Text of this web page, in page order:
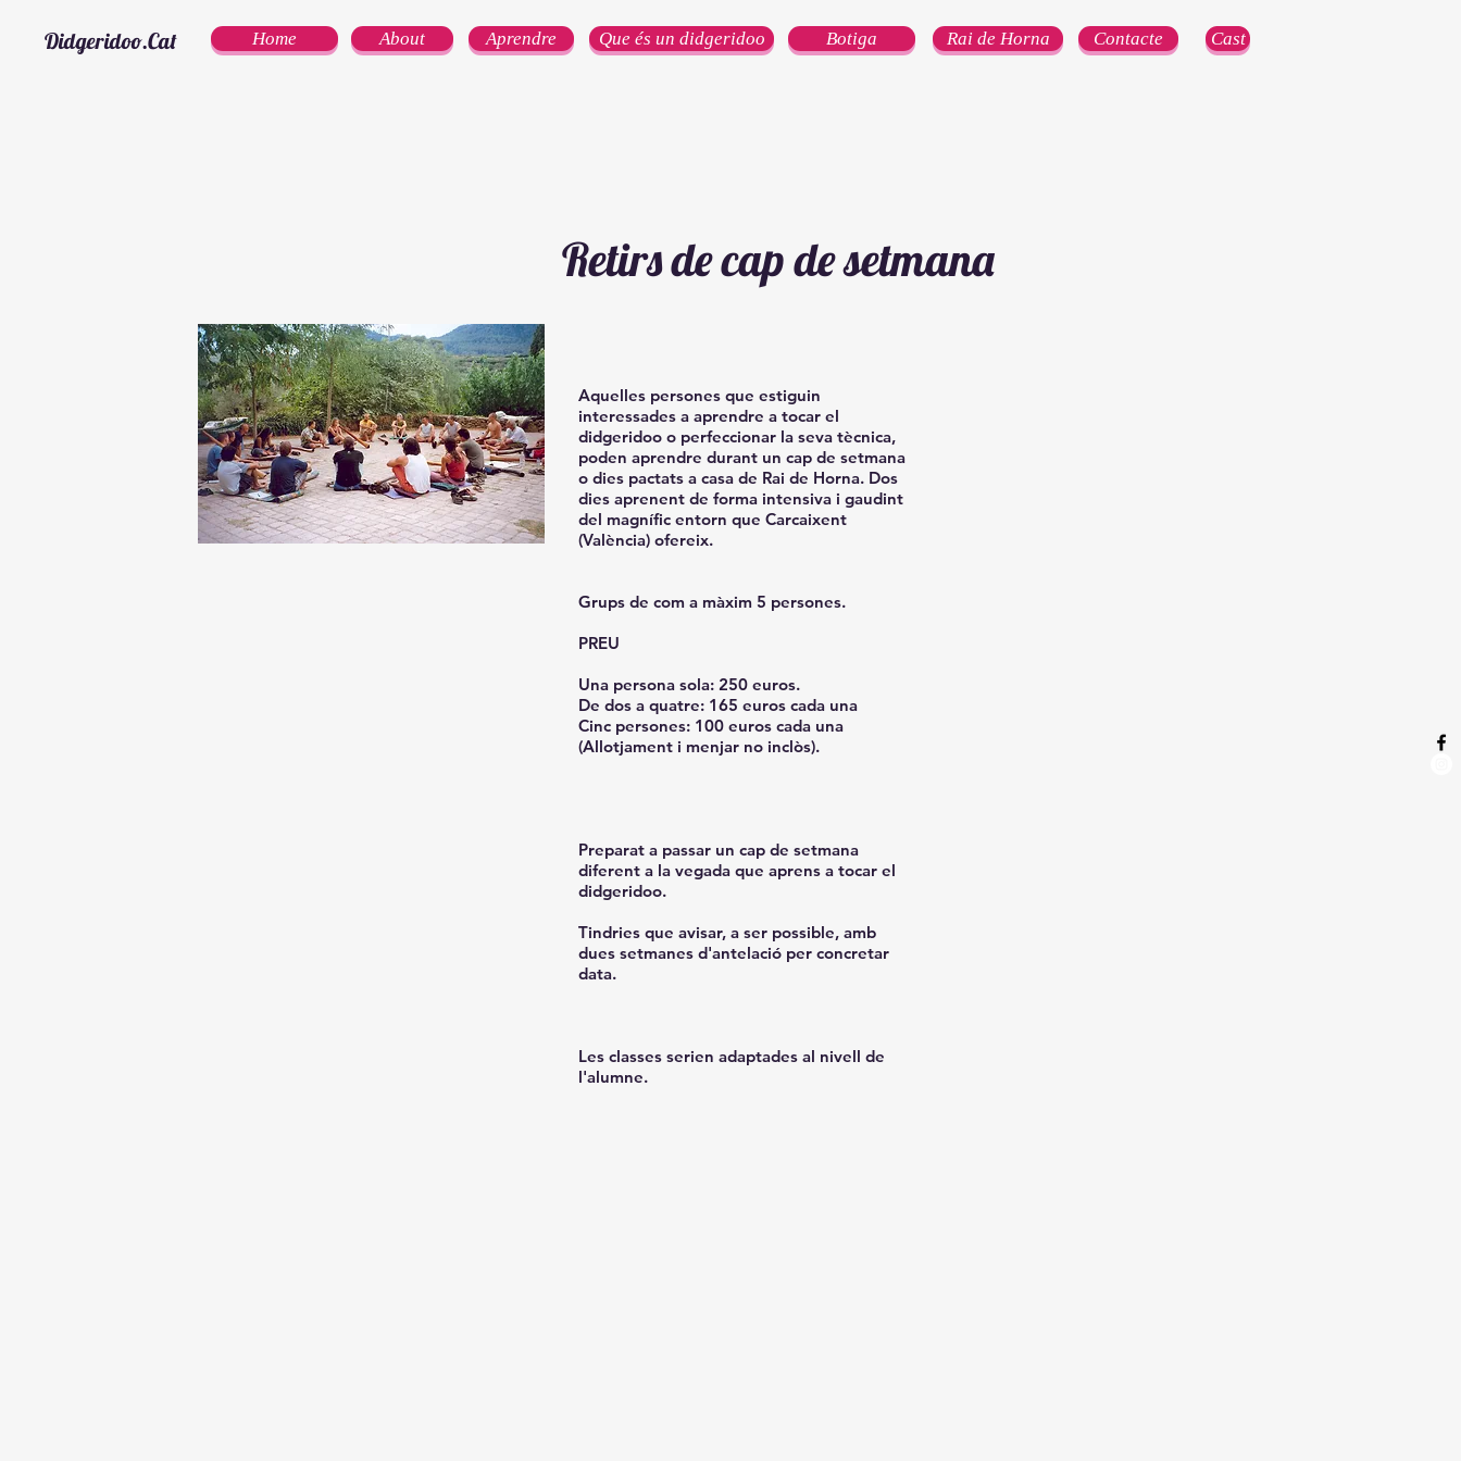
Didgeridoo.Cat Home About Aprendre Que és un didgeridoo Botiga Rai de Horna Contacte Cast
Retirs de cap de setmana
Aquelles persones que estiguin
interessades a aprendre a tocar el
didgeridoo o perfeccionar la seva tècnica,
poden aprendre durant un cap de setmana
o dies pactats a casa de Rai de Horna. Dos
dies aprenent de forma intensiva i gaudint
del magnífic entorn que Carcaixent
(València) ofereix.
Grups de com a màxim 5 persones.
PREU
Una persona sola: 250 euros.
De dos a quatre: 165 euros cada una
Cinc persones: 100 euros cada una
(Allotjament i menjar no inclòs).
Preparat a passar un cap de setmana
diferent a la vegada que aprens a tocar el
didgeridoo.
Tindries que avisar, a ser possible, amb
dues setmanes d'antelació per concretar
data.
Les classes serien adaptades al nivell de
l'alumne.